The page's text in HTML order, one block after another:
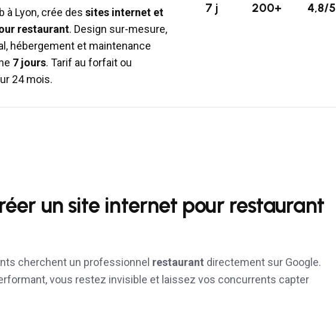
à Lyon, crée des sites internet et
restaurant. Design sur-mesure,
hébergement et maintenance
7 jours. Tarif au forfait ou
24 mois.
7 j 200+ 4,8/5
un site internet pour restaurant
cherchent un professionnel restaurant directement sur Google.
vous restez invisible et laissez vos concurrents capter